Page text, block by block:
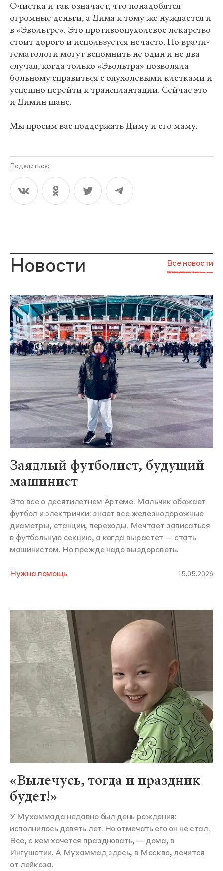
Очистка и так означает, что понадобятся
огромные деньги, а Дима к тому же нуждается и
в «Эвольтре». Это противоопухолевое лекарство
стоит дорого и используется нечасто. Но врачи-
гематологи могут вспомнить не один и не два
случая, когда только «Эвольтра» позволяла
больному справиться с опухолевыми клетками и
успешно перейти к трансплантации. Сейчас это
и Димин шанс.
Мы просим вас поддержать Диму и его маму.
Поделиться:
Новости Все новости
Заядлый футболист, будущий
машинист
Это все о десятилетнем Артеме. Мальчик обожает
футбол и электрички: знает все железнодорожные
диаметры, станции, переходы. Мечтает записаться
в футбольную секцию, а когда вырастет — стать
машинистом. Но прежде надо выздороветь.
Нужна помощь 15.05.2026
«Вылечусь, тогда и праздник
будет!»
У Мухаммада недавно был день рождения:
исполнилось девять лет. Но отмечать его он не стал.
Все, с кем хочется праздновать, — дома, в
Ингушетии. А Мухаммад здесь, в Москве, лечится
от лейкоза.